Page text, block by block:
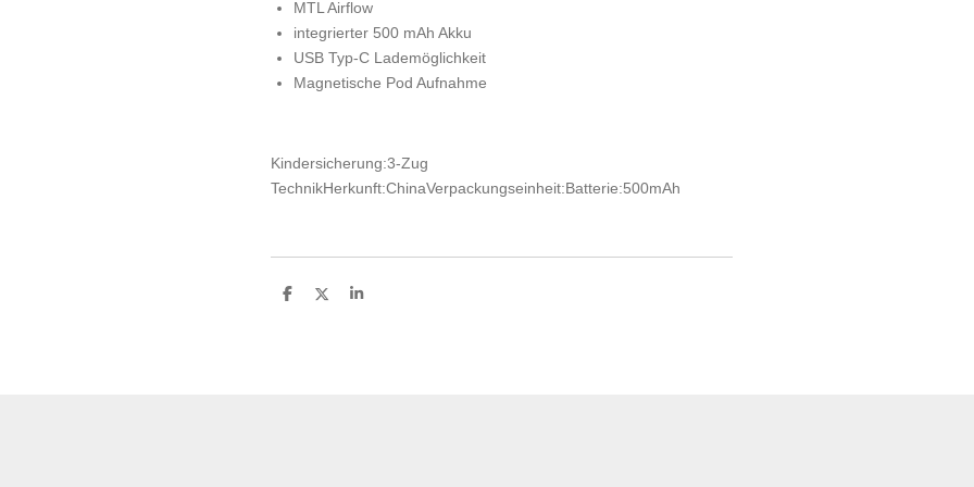
MTL Airflow
integrierter 500 mAh Akku
USB Typ-C Lademöglichkeit
Magnetische Pod Aufnahme
Kindersicherung:3-Zug
TechnikHerkunft:ChinaVerpackungseinheit:Batterie:500mAh
T
T
T